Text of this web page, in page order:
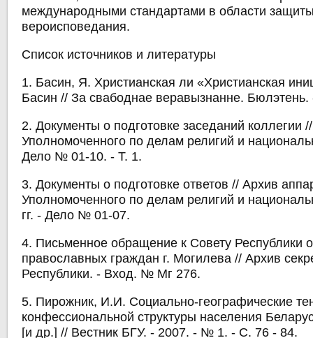
международными стандартами в области
вероисповедания.
Список источников и литературы
1. Басин, Я. Христианская ли «Христианская
Басин // За свабоднае веравызнанне.
2. Документы о подготовке заседаний коллегии
Уполномоченного по делам религий и
Дело № 01-10. - Т. 1.
3. Документы о подготовке ответов // Архив
Уполномоченного по делам религий и
гг. - Дело № 01-07.
4. Письменное обращение к Совету Республики
православных граждан г. Могилева // Архив
Республики. - Вход. № Мг 276.
5. Пирожник, И.И. Социально-географические
конфессиональной структуры населения
[и др.] // Вестник БГУ. - 2007. - № 1. - С. 76 - 84.